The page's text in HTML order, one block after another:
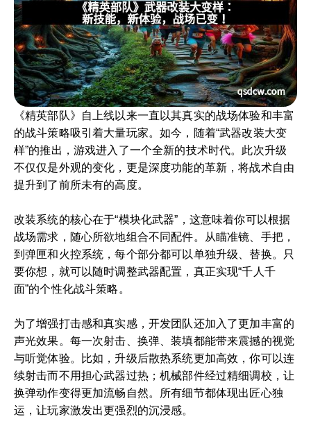
《精英部队》自上线以来一直以其真实的战场体验和丰富
的战斗策略吸引着大量玩家。如今，随着“武器改装大变
样”的推出，游戏进入了一个全新的技术时代。此次升级
不仅仅是外观的变化，更是深度功能的革新，将战术自由
提升到了前所未有的高度。
改装系统的核心在于“模块化武器”，这意味着你可以根据
战场需求，随心所欲地组合不同配件。从瞄准镜、手把，
到弹匣和火控系统，每个部分都可以单独升级、替换。只
要你想，就可以随时调整武器配置，真正实现“千人千
面”的个性化战斗策略。
为了增强打击感和真实感，开发团队还加入了更加丰富的
声光效果。每一次射击、换弹、装填都能带来震撼的视觉
与听觉体验。比如，升级后散热系统更加高效，你可以连
续射击而不用担心武器过热；机械部件经过精细调校，让
换弹动作变得更加流畅自然。所有细节都体现出匠心独
运，让玩家激发出更强烈的沉浸感。